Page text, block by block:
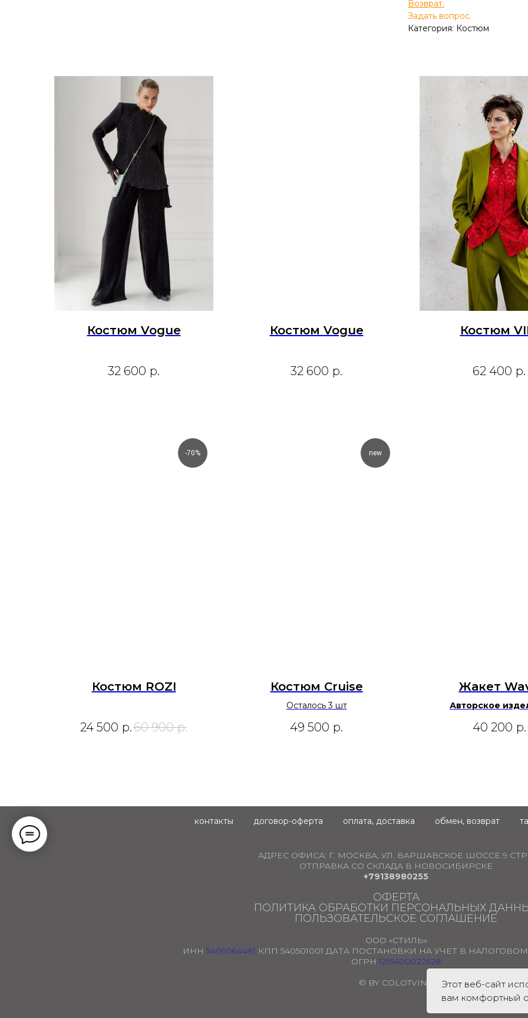
Этот веб-сайт
вам комфортный
Возврат.
Задать вопрос.
Категория: Костюм
Костюм Vogue
32 600 р.
Костюм Vogue
32 600 р.
Костюм
62 400 р.
-70%
Костюм ROZI
24 500 р.60 900 р.
new
Костюм Cruise
Осталось 3 шт
49 500 р.
Жакет
Авторское
40 200 р.
контакты договор-оферта оплата, доставка обмен, возврат
АДРЕС ОФИСА: Г. МОСКВА, УЛ. ВАРШАВСКОЕ ШОССЕ 9 СТР.
ОТПРАВКА СО СКЛАДА В НОВОСИБИРСКЕ
+79138980255
ОФЕРТА
ПОЛИТИКА ОБРАБОТКИ ПЕРСОНАЛЬНЫХ
ПОЛЬЗОВАТЕЛЬСКОЕ СОГЛАШЕНИЕ
ООО «СТИЛЬ»
ИНН 5405064481 КПП 540501001 ДАТА ПОСТАНОВКИ НА УЧЕТ В НАЛОГОВОМ
ОГРН 1215400022628
© BY COLOTVINA